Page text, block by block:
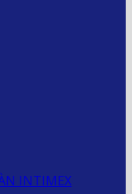
INTIMEX